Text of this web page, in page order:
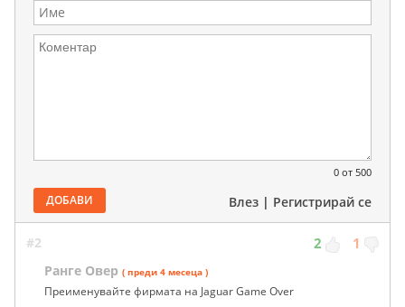
0 от 500
ДОБАВИ Влез | Регистрирай се
#2 2 1
Ранге Овер ( преди 4 месеца )
Преименувайте фирмата на Jaguar Game Over